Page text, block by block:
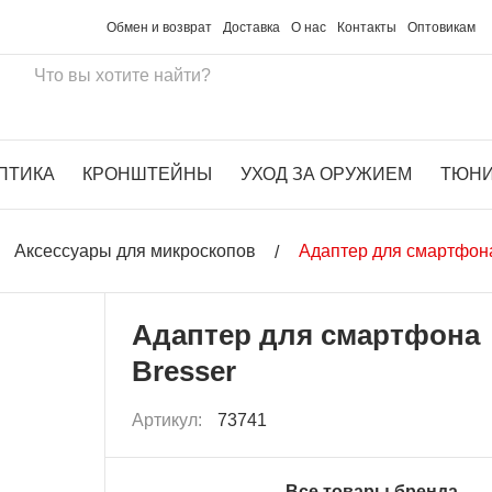
Обмен и возврат Доставка О нас Контакты Оптовикам
КРОНШТЕЙНЫ УХОД ЗА ОРУЖИЕМ
Аксессуары для микроскопов Адаптер для
Адаптер для смартфона
Bresser
Артикул: 73741